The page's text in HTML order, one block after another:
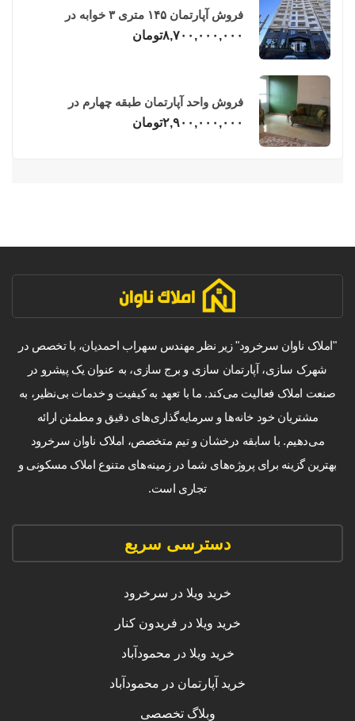
فروش آپارتمان ۱۴۵ متری ۳ خوابه در
فریدونکنار
۸,۷۰۰,۰۰۰,۰۰۰تومان
فروش واحد آپارتمان طبقه چهارم در
فریدونکنار
۲,۹۰۰,۰۰۰,۰۰۰تومان
"املاک ناوان سرخرود" زیر نظر مهندس سهراب احمدیان، با تخصص در
شهرک سازی، آپارتمان سازی و برج سازی، به عنوان یک پیشرو در
صنعت املاک فعالیت می‌کند. ما با تعهد به کیفیت و خدمات بی‌نظیر، به
مشتریان خود خانه‌ها و سرمایه‌گذاری‌های دقیق و مطمئن ارائه
می‌دهیم. با سابقه درخشان و تیم متخصص، املاک ناوان سرخرود
بهترین گزینه برای پروژه‌های شما در زمینه‌های متنوع املاک مسکونی و
تجاری است.
دسترسی سریع
خرید ویلا در سرخرود
خرید ویلا در فریدون کنار
خرید ویلا در محمودآباد
خرید آپارتمان در محمودآباد
وبلاگ تخصصی